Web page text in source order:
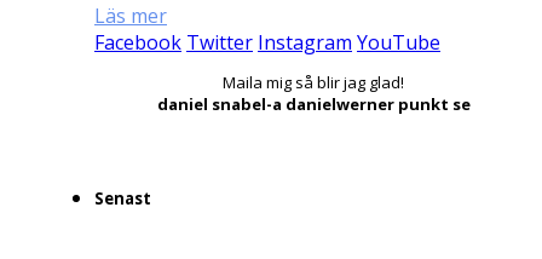
Läs mer
Facebook Twitter Instagram YouTube
Maila mig så blir jag glad!
daniel snabel-a danielwerner punkt se
Senast